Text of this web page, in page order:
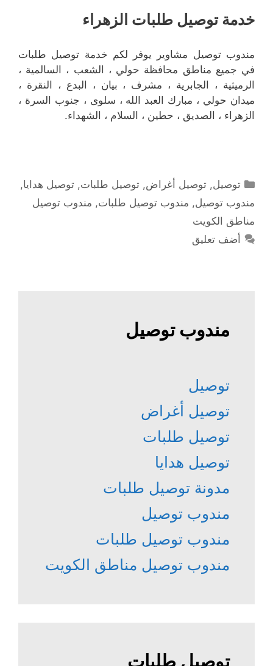
خدمة توصيل طلبات الزهراء
مندوب توصيل مشاوير يوفر لكم خدمة توصيل طلبات
في جميع مناطق محافظة حولي ، الشعب ، السالمية ،
الرميثية ، الجابرية ، مشرف ، بيان ، البدع ، النقرة ،
ميدان حولي ، مبارك العبد الله ، سلوى ، جنوب السرة ،
الزهراء ، الصديق ، حطين ، السلام ، الشهداء.
التصنيفات
توصيل,توصيل أغراض,توصيل طلبات,توصيل هدايا,
مندوب توصيل, مندوب توصيل طلبات, مندوب توصيل
مناطق الكويت
أضف تعليق
مندوب توصيل
توصيل
توصيل أغراض
توصيل طلبات
توصيل هدايا
مدونة توصيل طلبات
مندوب توصيل
مندوب توصيل طلبات
مندوب توصيل مناطق الكويت
توصيل طلبات